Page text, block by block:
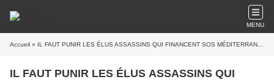
MENU
Accueil » IL FAUT PUNIR LES ÉLUS ASSASSINS QUI FINANCENT SOS MÉDITERRANÉE
IL FAUT PUNIR LES ÉLUS ASSASSINS QUI